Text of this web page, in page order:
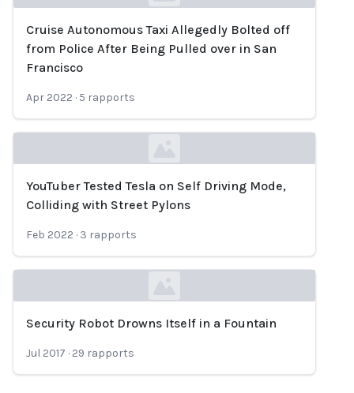
Loading...
Cruise Autonomous Taxi Allegedly Bolted off
from Police After Being Pulled over in San
Francisco
Apr 2022 · 5 rapports
Loading...
YouTuber Tested Tesla on Self Driving Mode,
Colliding with Street Pylons
Feb 2022 · 3 rapports
Security Robot Drowns Itself in a Fountain
Jul 2017 · 29 rapports